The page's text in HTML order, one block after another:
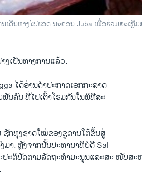
ດີນທາງໄປຮອດ ນະຄອນ Juba ເພື່ອຮ່ວມສະເຫຼີ
ງເປັນທາງການແລ້ວ.
ໄດ້ອ່ານຄຳປະກາດເອກກະລາດ
ນຄົນ ທີ່ໄປເຕົ້າໂຮມກັນໃນພິທີສະ
ຊັກທຸງຊາດໃໝ່ຂອງຊູດານໃຕ້ຂຶ້ນສູ່
ມາ. ຫຼັງຈາກນັ້ນປະທານາທິບໍດີ Sal-
ປະຕິບັດຕາມລັດຖະທຳມະນູນແລະສະ ໜັບສ